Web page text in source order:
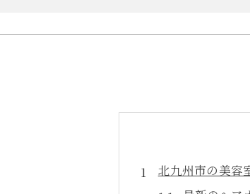
北九州市の美容